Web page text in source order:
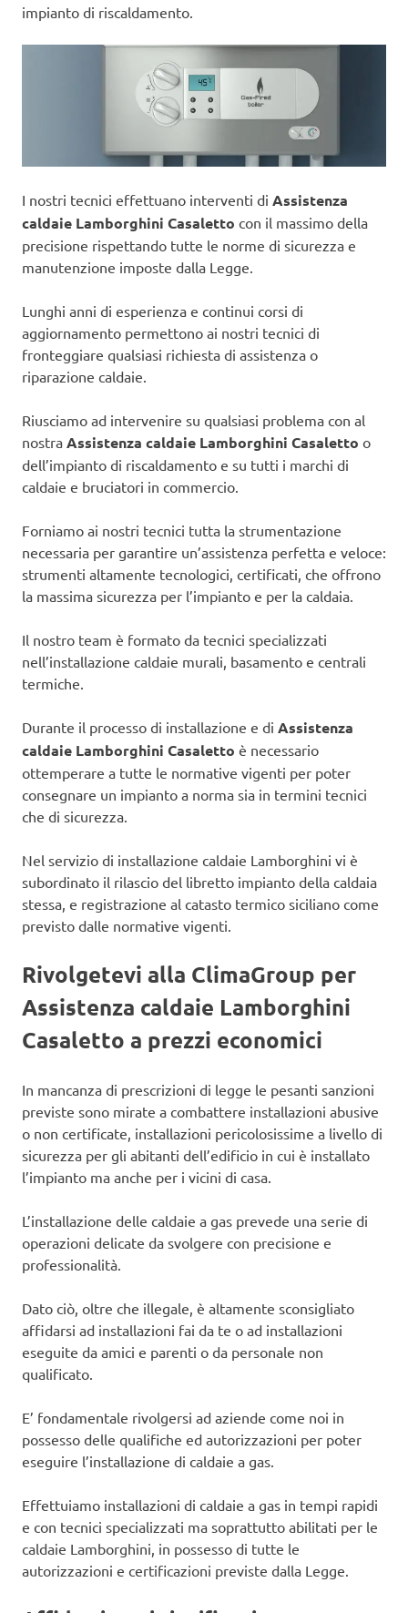
impianto di riscaldamento.
I nostri tecnici effettuano interventi di Assistenza
caldaie Lamborghini Casaletto con il massimo della
precisione rispettando tutte le norme di sicurezza e
manutenzione imposte dalla Legge.
Lunghi anni di esperienza e continui corsi di
aggiornamento permettono ai nostri tecnici di
fronteggiare qualsiasi richiesta di assistenza o
riparazione caldaie.
Riusciamo ad intervenire su qualsiasi problema con al
nostra Assistenza caldaie Lamborghini Casaletto o
dell’impianto di riscaldamento e su tutti i marchi di
caldaie e bruciatori in commercio.
Forniamo ai nostri tecnici tutta la strumentazione
necessaria per garantire un’assistenza perfetta e veloce:
strumenti altamente tecnologici, certificati, che offrono
la massima sicurezza per l’impianto e per la caldaia.
Il nostro team è formato da tecnici specializzati
nell’installazione caldaie murali, basamento e centrali
termiche.
Durante il processo di installazione e di Assistenza
caldaie Lamborghini Casaletto è necessario
ottemperare a tutte le normative vigenti per poter
consegnare un impianto a norma sia in termini tecnici
che di sicurezza.
Nel servizio di installazione caldaie Lamborghini vi è
subordinato il rilascio del libretto impianto della caldaia
stessa, e registrazione al catasto termico siciliano come
previsto dalle normative vigenti.
Rivolgetevi alla ClimaGroup per
Assistenza caldaie Lamborghini
Casaletto a prezzi economici
In mancanza di prescrizioni di legge le pesanti sanzioni
previste sono mirate a combattere installazioni abusive
o non certificate, installazioni pericolosissime a livello di
sicurezza per gli abitanti dell’edificio in cui è installato
l’impianto ma anche per i vicini di casa.
L’installazione delle caldaie a gas prevede una serie di
operazioni delicate da svolgere con precisione e
professionalità.
Dato ciò, oltre che illegale, è altamente sconsigliato
affidarsi ad installazioni fai da te o ad installazioni
eseguite da amici e parenti o da personale non
qualificato.
E’ fondamentale rivolgersi ad aziende come noi in
possesso delle qualifiche ed autorizzazioni per poter
eseguire l’installazione di caldaie a gas.
Effettuiamo installazioni di caldaie a gas in tempi rapidi
e con tecnici specializzati ma soprattutto abilitati per le
caldaie Lamborghini, in possesso di tutte le
autorizzazioni e certificazioni previste dalla Legge.